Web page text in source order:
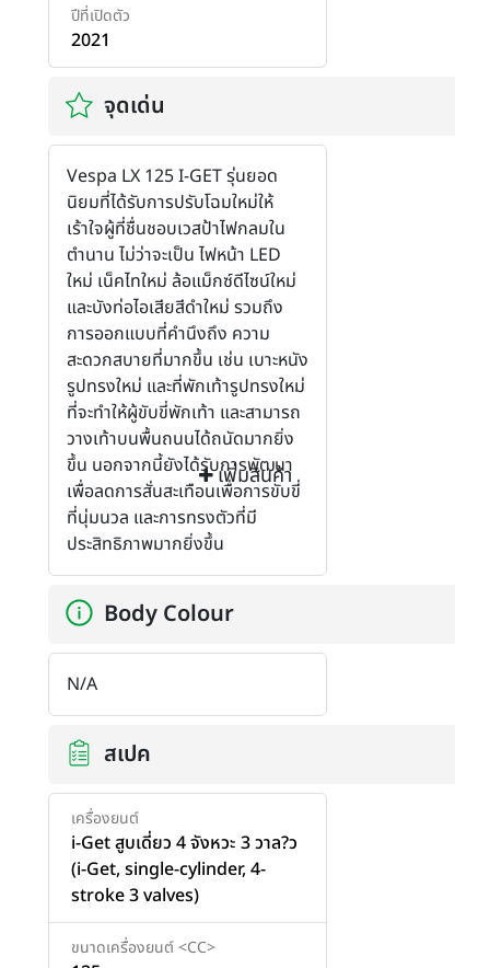
เพิ่มสินค้า
ปีที่เปิดตัว
2021
จุดเด่น
Vespa LX 125 I-GET รุ่นยอด
นิยมที่ได้รับการปรับโฉมใหม่ให้
เร้าใจผู้ที่ชื่นชอบเวสป้าไฟกลมใน
ตำนาน ไม่ว่าจะเป็น ไฟหน้า LED
ใหม่ เน็คไทใหม่ ล้อแม็กซ์ดีไซน์ใหม่
และบังท่อไอเสียสีดำใหม่ รวมถึง
การออกแบบที่คำนึงถึง ความ
สะดวกสบายที่มากขึ้น เช่น เบาะหนัง
รูปทรงใหม่ และที่พักเท้ารูปทรงใหม่
ที่จะทำให้ผู้ขับขี่พักเท้า และสามารถ
วางเท้าบนพื้นถนนได้ถนัดมากยิ่ง
ขึ้น นอกจากนี้ยังได้รับการพัฒนา
เพื่อลดการสั่นสะเทือนเพื่อการขับขี่
ที่นุ่มนวล และการทรงตัวที่มี
ประสิทธิภาพมากยิ่งขึ้น
Body Colour
N/A
สเปค
เครื่องยนต์
i-Get สูบเดี่ยว 4 จังหวะ 3 วาล?ว
(i-Get, single-cylinder, 4-
stroke 3 valves)
ขนาดเครื่องยนต์ <CC>